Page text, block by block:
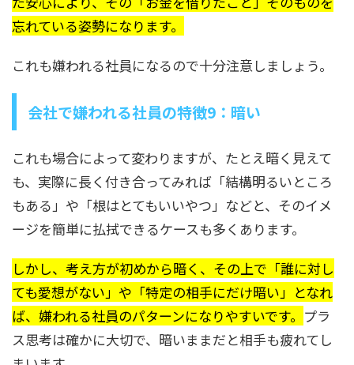
忘れている姿勢になります。
これも嫌われる社員になるので十分注意しましょう。
会社で嫌われる社員の特徴9：暗い
これも場合によって変わりますが、たとえ暗く見えて
も、実際に長く付き合ってみれば「結構明るいところ
もある」や「根はとてもいいやつ」などと、そのイメ
ージを簡単に払拭できるケースも多くあります。
しかし、考え方が初めから暗く、その上で「誰に対し
ても愛想がない」や「特定の相手にだけ暗い」となれ
ば、嫌われる社員のパターンになりやすいです。 プラ
ス思考は確かに大切で、暗いままだと相手も疲れてし